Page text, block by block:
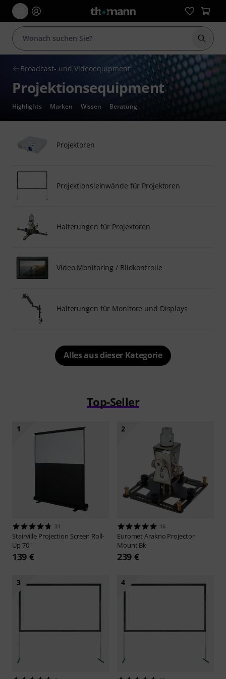
Suche
Broadcast- und Videoequipment
Projektionsequipment
Highlights Marken Wissen Beratung
Projektoren
Projektionsleinwände für Projektoren
Halterungen für Projektoren
Video Monitoring / Bildkontrolle
Halterungen für Monitore und Displays
Alles aus dieser Kategorie
Top-Seller
1
31
Stairville Projection Screen Roll-
Up 70"
139 €
2
16
EurometArakno Projector
Mount Bk
239 €
3 4